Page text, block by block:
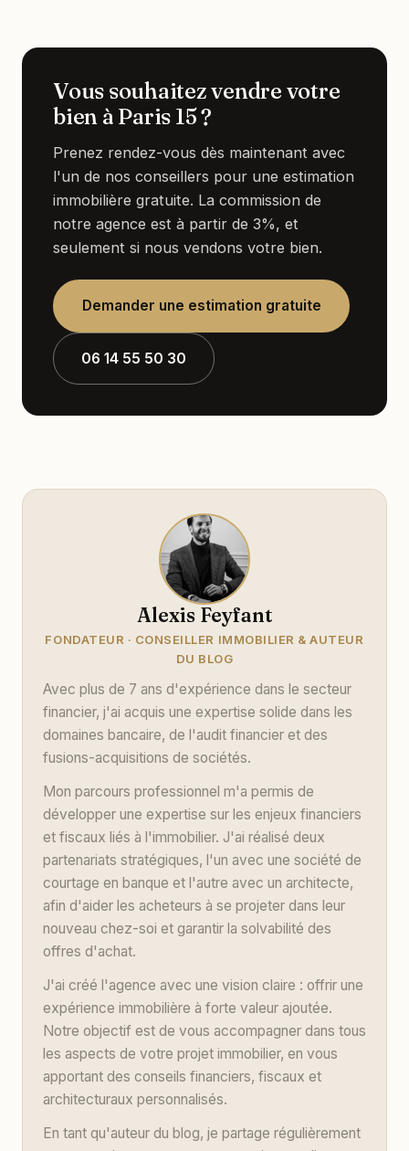
Vous souhaitez vendre votre
bien à Paris 15 ?
Prenez rendez-vous dès maintenant avec
l'un de nos conseillers pour une estimation
immobilière gratuite. La commission de
notre agence est à partir de 3%, et
seulement si nous vendons votre bien.
Demander une estimation gratuite
06 14 55 50 30
Alexis Feyfant
FONDATEUR · CONSEILLER IMMOBILIER & AUTEUR
DU BLOG
Avec plus de 7 ans d'expérience dans le secteur
financier, j'ai acquis une expertise solide dans les
domaines bancaire, de l'audit financier et des
fusions-acquisitions de sociétés.
Mon parcours professionnel m'a permis de
développer une expertise sur les enjeux financiers
et fiscaux liés à l'immobilier. J'ai réalisé deux
partenariats stratégiques, l'un avec une société de
courtage en banque et l'autre avec un architecte,
afin d'aider les acheteurs à se projeter dans leur
nouveau chez-soi et garantir la solvabilité des
offres d'achat.
J'ai créé l'agence avec une vision claire : offrir une
expérience immobilière à forte valeur ajoutée.
Notre objectif est de vous accompagner dans tous
les aspects de votre projet immobilier, en vous
apportant des conseils financiers, fiscaux et
architecturaux personnalisés.
En tant qu'auteur du blog, je partage régulièrement